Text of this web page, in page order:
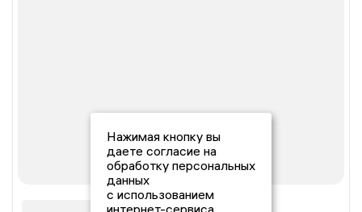
Нажимая кнопку вы
даете согласие на
обработку персональных
данных
с использованием
интернет-сервиса